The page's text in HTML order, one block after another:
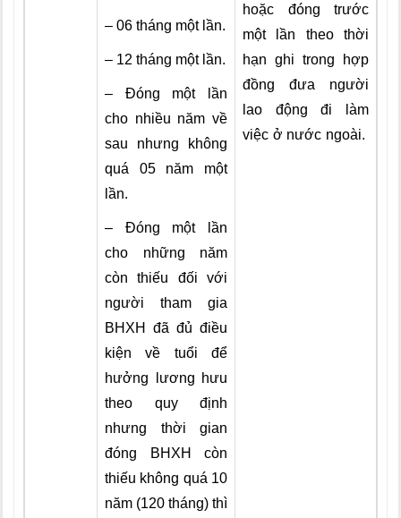
– 06 tháng một lần.
– 12 tháng một lần.
– Đóng một lần
cho nhiều năm về
sau nhưng không
quá 05 năm một
lần.
– Đóng một lần
cho những năm
còn thiếu đối với
người tham gia
BHXH đã đủ điều
kiện về tuổi để
hưởng lương hưu
theo quy định
nhưng thời gian
đóng BHXH còn
thiếu không quá 10
năm (120 tháng) thì
hoặc đóng trước
một lần theo thời
hạn ghi trong hợp
đồng đưa người
lao động đi làm
việc ở nước ngoài.